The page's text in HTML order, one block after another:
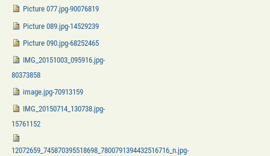
Picture 077.jpg-90076819
Picture 089.jpg-14529239
Picture 090.jpg-68252465
IMG_20151003_095916.jpg-
80373858
image.jpg-70913159
IMG_20150714_130738.jpg-
15761152
12072659_745870395518698_7800791394432516716_n.jpg-